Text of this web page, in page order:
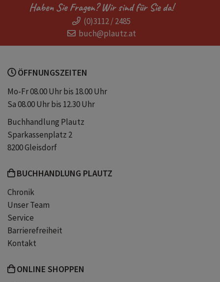
High Society-Setting
Luxushotel in den Alpen
Goldcrest Manor Yvi Kazi
New Adult Romane deutsch
Liebesromane ab 16 Jahren
SPIEGEL-Bestsellerautorin
Haben Sie Fragen? Wir sind für Sie da!
(0)3112 / 2485
buch@plautz.at
ÖFFNUNGSZEITEN
Mo-Fr 08.00 Uhr bis 18.00 Uhr
Sa 08.00 Uhr bis 12.30 Uhr
Buchhandlung Plautz
Sparkassenplatz 2
8200 Gleisdorf
BUCHHANDLUNG PLAUTZ
Chronik
Unser Team
Service
Barrierefreiheit
Kontakt
ONLINE SHOPPEN